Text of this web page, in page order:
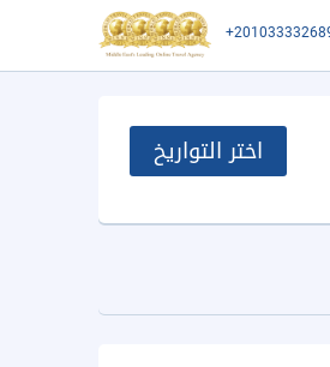
اختر التواريخ